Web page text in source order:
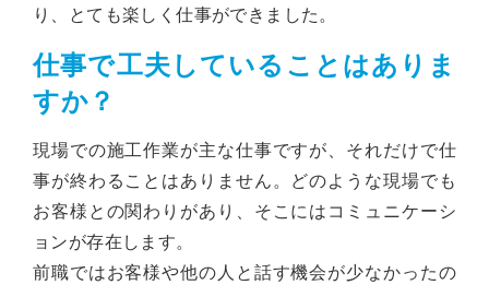
り、とても楽しく仕事ができました。
仕事で工夫していることはありま
すか？
現場での施工作業が主な仕事ですが、それだけで仕
事が終わることはありません。どのような現場でも
お客様との関わりがあり、そこにはコミュニケーシ
ョンが存在します。
前職ではお客様や他の人と話す機会が少なかったの